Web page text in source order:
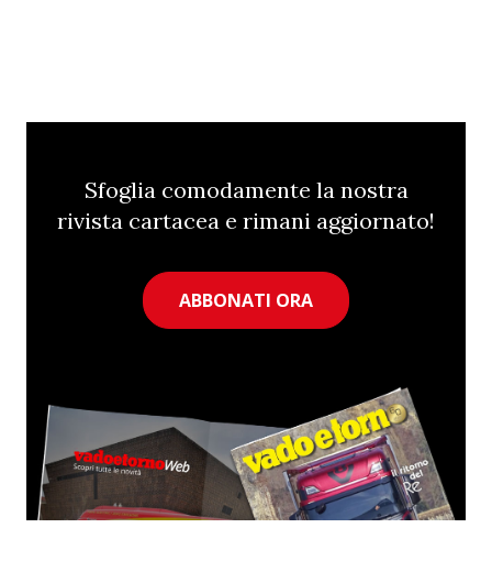
Sfoglia comodamente la nostra
rivista cartacea e rimani aggiornato!
ABBONATI ORA